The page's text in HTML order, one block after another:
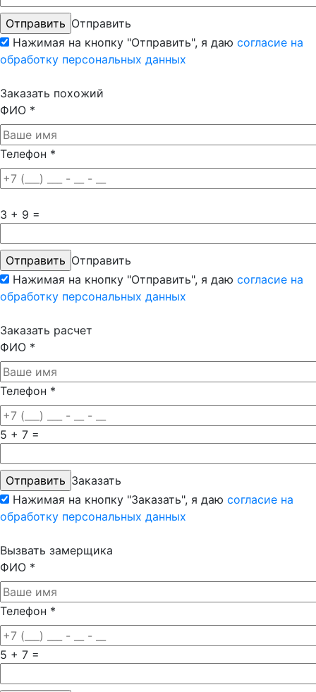
Отправить
Нажимая на кнопку "Отправить", я даю согласие на
обработку персональных данных
Заказать похожий
ФИО *
Телефон *
3 + 9 =
Отправить
Нажимая на кнопку "Отправить", я даю согласие на
обработку персональных данных
Заказать расчет
ФИО *
Телефон *
5 + 7 =
Заказать
Нажимая на кнопку "Заказать", я даю согласие на
обработку персональных данных
Вызвать замерщика
ФИО *
Телефон *
5 + 7 =